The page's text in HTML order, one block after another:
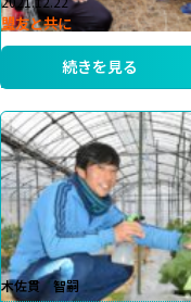
盟友と共に
続きを見る
木佐貫 智嗣